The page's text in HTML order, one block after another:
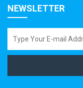
NEWSLETTER